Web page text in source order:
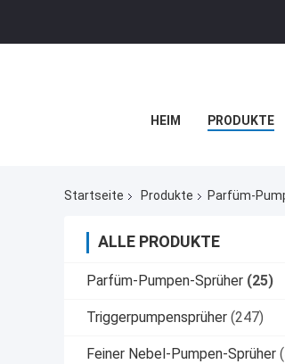
HEIM PRODUKTE
Startseite Produkte Parfüm-
ALLE PRODUKTE
Parfüm-Pumpen-Sprüher (25)
Triggerpumpensprüher (247)
Feiner Nebel-Pumpen-Sprüher